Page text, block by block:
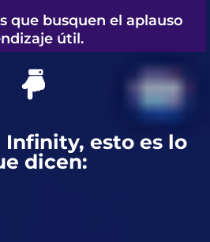
que busquen el aplauso
útil.
Infinity, esto es lo
dicen: